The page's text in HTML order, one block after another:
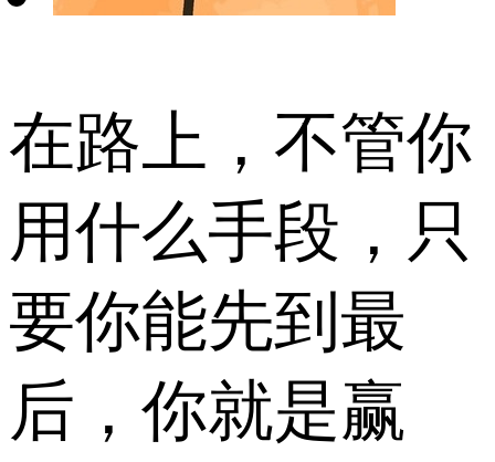
在路上，不管你
用什么手段，只
要你能先到最
后，你就是赢